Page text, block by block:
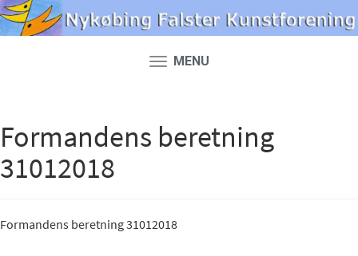
Toggle
MENU
Formandens beretning
31012018
Formandens beretning 31012018